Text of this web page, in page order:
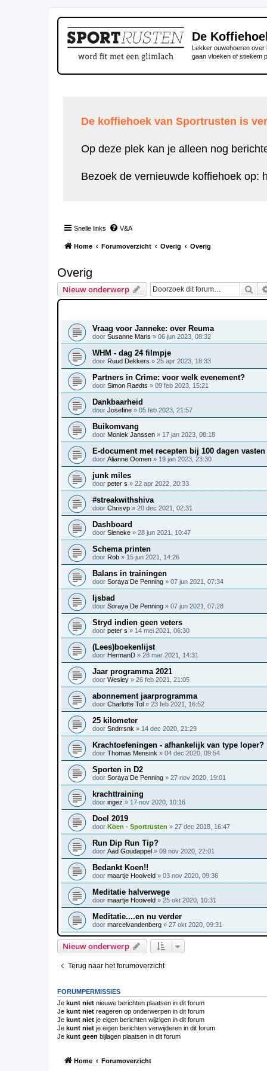
De
Lekker ouwehoeren over
gaan vloeken of stiekem
De koffiehoek van Sportrusten is
Op deze plek kan je alleen nog
Bezoek de vernieuwde koffiehoek op:
Snelle links V&A
Home Forumoverzicht Overig Overig
Overig
Nieuw onderwerp
Vraag voor Janneke: over Reuma
door Susanne Maris » 06 jun 2023, 08:32
WHM - dag 24 filmpje
door Ruud Dekkers » 25 apr 2023, 18:33
Partners in Crime: voor welk evenement?
door Simon Raedts » 09 feb 2023, 15:21
Dankbaarheid
door Josefine » 05 feb 2023, 21:57
Buikomvang
door Moniek Janssen » 17 jan 2023, 08:18
E-document met recepten bij 100 dagen vasten
door Alianne Oomen » 19 jan 2023, 23:30
junk miles
door peter s » 22 apr 2022, 20:33
#streakwithshiva
door Chrisvp » 20 dec 2021, 02:31
Dashboard
door Sieneke » 28 jun 2021, 10:47
Schema printen
door Rob » 15 jun 2021, 14:26
Balans in trainingen
door Soraya De Penning » 07 jun 2021, 07:34
Ijsbad
door Soraya De Penning » 07 jun 2021, 07:28
Stryd indien geen veters
door peter s » 14 mei 2021, 06:30
(Lees)boekenlijst
door HermanD » 28 mar 2021, 14:31
Jaar programma 2021
door Wesley » 26 feb 2021, 21:05
abonnement jaarprogramma
door Charlotte Tol » 23 feb 2021, 16:52
25 kilometer
door Sndrrsnk » 14 dec 2020, 21:29
Krachtoefeningen - afhankelijk van type loper?
door Thomas Mensink » 04 dec 2020, 09:54
Sporten in D2
door Soraya De Penning » 27 nov 2020, 19:01
krachttraining
door ingez » 17 nov 2020, 10:16
Doel 2019
door Koen - Sportrusten » 27 dec 2018, 16:47
Run Dip Run Tip?
door Aad Goudappel » 09 nov 2020, 22:01
Bedankt Koen!!
door maartje Hooiveld » 03 nov 2020, 09:36
Meditatie halverwege
door maartje Hooiveld » 25 okt 2020, 10:31
Meditatie....en nu verder
door marcelvandenberg » 27 okt 2020, 09:31
Nieuw onderwerp
Terug naar het forumoverzicht
FORUMPERMISSIES
Je kunt niet nieuwe berichten plaatsen in dit forum
Je kunt niet reageren op onderwerpen in dit forum
Je kunt niet je eigen berichten wijzigen in dit forum
Je kunt niet je eigen berichten verwijderen in dit forum
Je kunt geen bijlagen plaatsen in dit forum
Home Forumoverzicht